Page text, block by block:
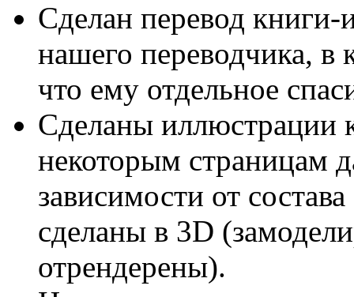
Сделан перевод
нашего переводчика, в
что ему отдельное
Сделаны иллюстрации
некоторым страницам
зависимости от
сделаны в 3D
отрендерены).